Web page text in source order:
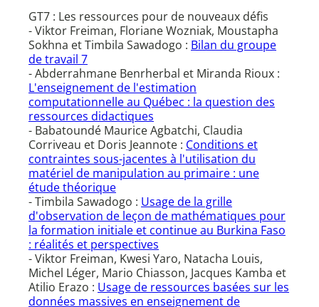
GT7 : Les ressources pour de nouveaux défis
- Viktor Freiman, Floriane Wozniak, Moustapha
Sokhna et Timbila Sawadogo : Bilan du groupe
de travail 7
- Abderrahmane Benrherbal et Miranda Rioux :
L'enseignement de l'estimation
computationnelle au Québec : la question des
ressources didactiques
- Babatoundé Maurice Agbatchi, Claudia
Corriveau et Doris Jeannote : Conditions et
contraintes sous-jacentes à l'utilisation du
matériel de manipulation au primaire : une
étude théorique
- Timbila Sawadogo : Usage de la grille
d'observation de leçon de mathématiques pour
la formation initiale et continue au Burkina Faso
: réalités et perspectives
- Viktor Freiman, Kwesi Yaro, Natacha Louis,
Michel Léger, Mario Chiasson, Jacques Kamba et
Atilio Erazo : Usage de ressources basées sur les
données massives en enseignement de